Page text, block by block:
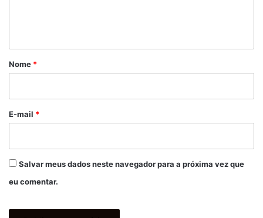
r
*
Nome *
E-mail *
Salvar meus dados neste navegador para a próxima vez que
eu comentar.